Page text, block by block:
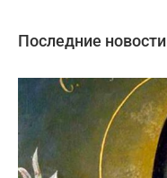
Последние новости